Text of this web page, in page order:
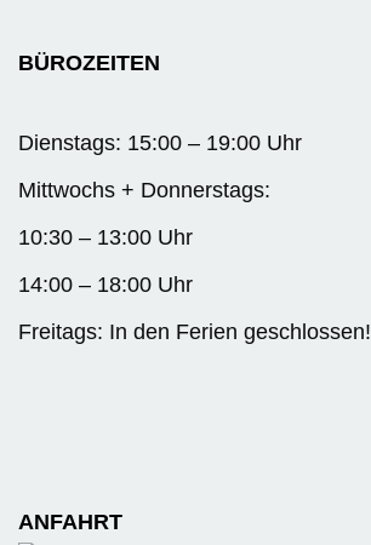
BÜROZEITEN
Dienstags: 15:00 – 19:00 Uhr
Mittwochs + Donnerstags:
10:30 – 13:00 Uhr
14:00 – 18:00 Uhr
Freitags: In den Ferien geschlossen!
ANFAHRT